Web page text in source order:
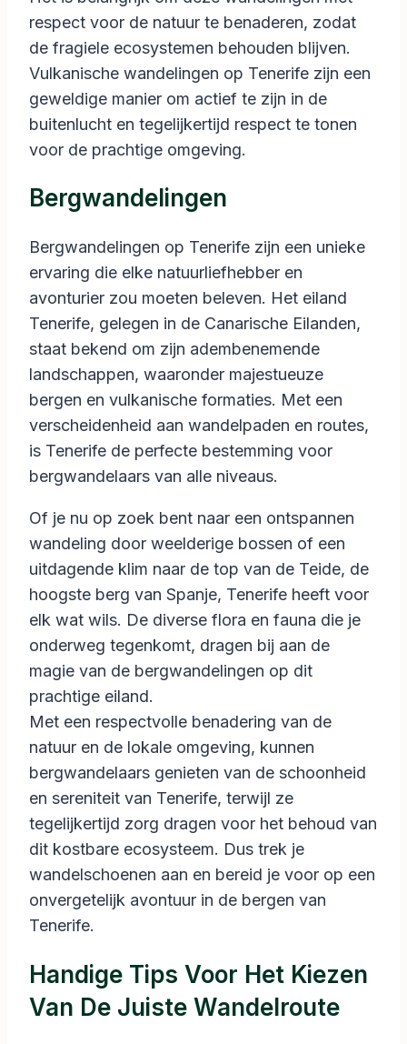
respect voor de natuur te benaderen, zodat
de fragiele ecosystemen behouden blijven.
Vulkanische wandelingen op Tenerife zijn een
geweldige manier om actief te zijn in de
buitenlucht en tegelijkertijd respect te tonen
voor de prachtige omgeving.
Bergwandelingen
Bergwandelingen op Tenerife zijn een unieke
ervaring die elke natuurliefhebber en
avonturier zou moeten beleven. Het eiland
Tenerife, gelegen in de Canarische Eilanden,
staat bekend om zijn adembenemende
landschappen, waaronder majestueuze
bergen en vulkanische formaties. Met een
verscheidenheid aan wandelpaden en routes,
is Tenerife de perfecte bestemming voor
bergwandelaars van alle niveaus.
Of je nu op zoek bent naar een ontspannen
wandeling door weelderige bossen of een
uitdagende klim naar de top van de Teide, de
hoogste berg van Spanje, Tenerife heeft voor
elk wat wils. De diverse flora en fauna die je
onderweg tegenkomt, dragen bij aan de
magie van de bergwandelingen op dit
prachtige eiland.
Met een respectvolle benadering van de
natuur en de lokale omgeving, kunnen
bergwandelaars genieten van de schoonheid
en sereniteit van Tenerife, terwijl ze
tegelijkertijd zorg dragen voor het behoud van
dit kostbare ecosysteem. Dus trek je
wandelschoenen aan en bereid je voor op een
onvergetelijk avontuur in de bergen van
Tenerife.
Handige Tips Voor Het Kiezen
Van De Juiste Wandelroute